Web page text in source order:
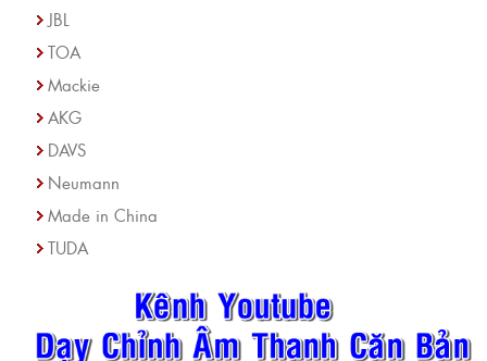
JBL
TOA
Mackie
AKG
DAVS
Neumann
Made in China
TUDA